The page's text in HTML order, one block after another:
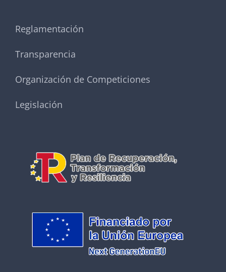
Reglamentación
Transparencia
Organización de Competiciones
Legislación